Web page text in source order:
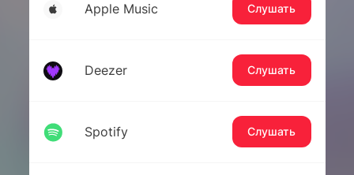
Apple Music Слушать
Deezer Слушать
Spotify Слушать